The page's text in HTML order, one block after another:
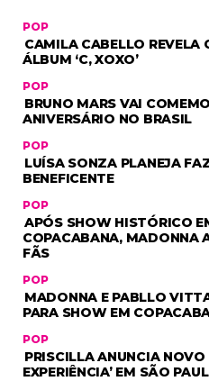
POP
CAMILA CABELLO REVELA
ÁLBUM ‘C, XOXO’
POP
BRUNO MARS VAI
ANIVERSÁRIO NO BRASIL
POP
LUÍSA SONZA PLANEJA
BENEFICENTE
POP
APÓS SHOW HISTÓRICO
COPACABANA, MADONNA
FÃS
POP
MADONNA E PABLLO
PARA SHOW EM
POP
PRISCILLA ANUNCIA NOVO
EXPERIÊNCIA’ EM SÃO